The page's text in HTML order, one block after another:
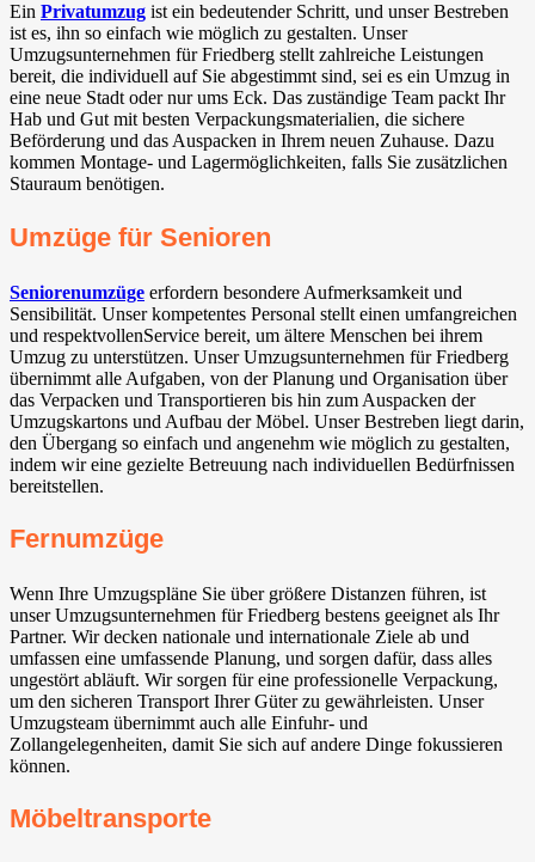
Ein Privatumzug ist ein bedeutender Schritt, und unser Bestreben
ist es, ihn so einfach wie möglich zu gestalten. Unser
Umzugsunternehmen für Friedberg stellt zahlreiche Leistungen
bereit, die individuell auf Sie abgestimmt sind, sei es ein Umzug in
eine neue Stadt oder nur ums Eck. Das zuständige Team packt Ihr
Hab und Gut mit besten Verpackungsmaterialien, die sichere
Beförderung und das Auspacken in Ihrem neuen Zuhause. Dazu
kommen Montage- und Lagermöglichkeiten, falls Sie zusätzlichen
Stauraum benötigen.
Umzüge für Senioren
Seniorenumzüge erfordern besondere Aufmerksamkeit und
Sensibilität. Unser kompetentes Personal stellt einen umfangreichen
und respektvollenService bereit, um ältere Menschen bei ihrem
Umzug zu unterstützen. Unser Umzugsunternehmen für Friedberg
übernimmt alle Aufgaben, von der Planung und Organisation über
das Verpacken und Transportieren bis hin zum Auspacken der
Umzugskartons und Aufbau der Möbel. Unser Bestreben liegt darin,
den Übergang so einfach und angenehm wie möglich zu gestalten,
indem wir eine gezielte Betreuung nach individuellen Bedürfnissen
bereitstellen.
Fernumzüge
Wenn Ihre Umzugspläne Sie über größere Distanzen führen, ist
unser Umzugsunternehmen für Friedberg bestens geeignet als Ihr
Partner. Wir decken nationale und internationale Ziele ab und
umfassen eine umfassende Planung, und sorgen dafür, dass alles
ungestört abläuft. Wir sorgen für eine professionelle Verpackung,
um den sicheren Transport Ihrer Güter zu gewährleisten. Unser
Umzugsteam übernimmt auch alle Einfuhr- und
Zollangelegenheiten, damit Sie sich auf andere Dinge fokussieren
können.
Möbeltransporte